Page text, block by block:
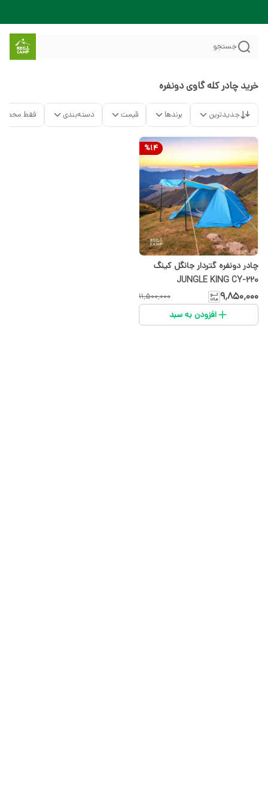
جستجو
خرید چادر کله گاوی دونفره
جدیدترین برندها قیمت دسته‌بندی فقط
%14
چادر دونفره گتردار جانگل کینگ
JUNGLE KING CY-220
۹٬۸۵۰٬۰۰۰ ۱۱٬۵۰۰٬۰۰۰
افزودن به سبد